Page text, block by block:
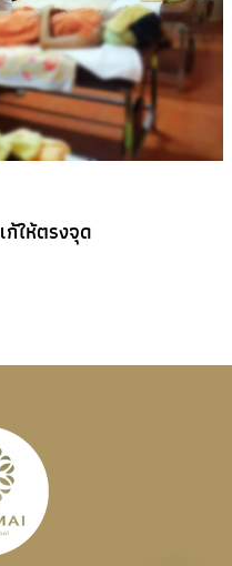
ให้ตรงจุด